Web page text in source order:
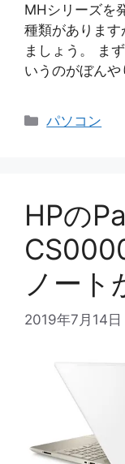
MHシリーズを
種類がありま
ましょう。 ま
いうのがぼん
カ
パソコン
HPの
ノート
2019年7月14日